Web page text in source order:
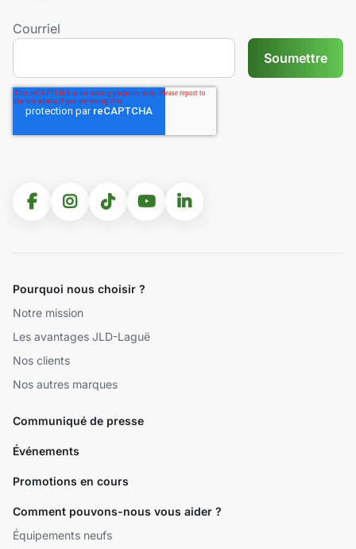
Courriel
Pourquoi nous choisir ?
Notre mission
Les avantages JLD-Laguë
Nos clients
Nos autres marques
Communiqué de presse
Événements
Promotions en cours
Comment pouvons-nous vous aider ?
Équipements neufs